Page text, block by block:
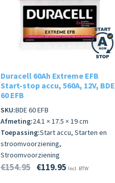
Duracell 60Ah Extreme EFB
Start-stop accu, 560A, 12V, BDE
60 EFB
SKU:BDE 60 EFB
Afmeting:24.1 × 17.5 × 19 cm
Toepassing:Start accu, Starten en
stroomvoorziening,
Stroomvoorziening
€154.95 €119.95 Incl. BTW